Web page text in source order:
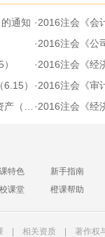
通知 ·2016注会《会计
·2016注会《公司
·2016注会《经
） ·2016注会《审
） ·2016注会《经
特色
新手指南
课堂 橙课帮助
| 相关资质
著作权